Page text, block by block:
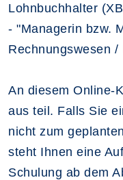
Lohnbuchhalter
- "Managerin bzw.
Rechnungswesen /
An diesem Online-
aus teil. Falls Sie
nicht zum
steht Ihnen eine
Schulung ab dem